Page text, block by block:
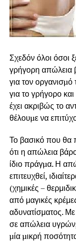
Σχεδόν όλοι όσοι
γρήγορη απώλεια
για τον οργανισµό
για το γρήγορο
έχει ακριβώς το
θέλουµε να
Το βασικό που θα
ότι η απώλεια
ίδιο πράγµα. Η
επιτευχθεί,
(χημικές –
από μαγικές
αδυνατίσματος.
σε απώλεια
µία µικρή